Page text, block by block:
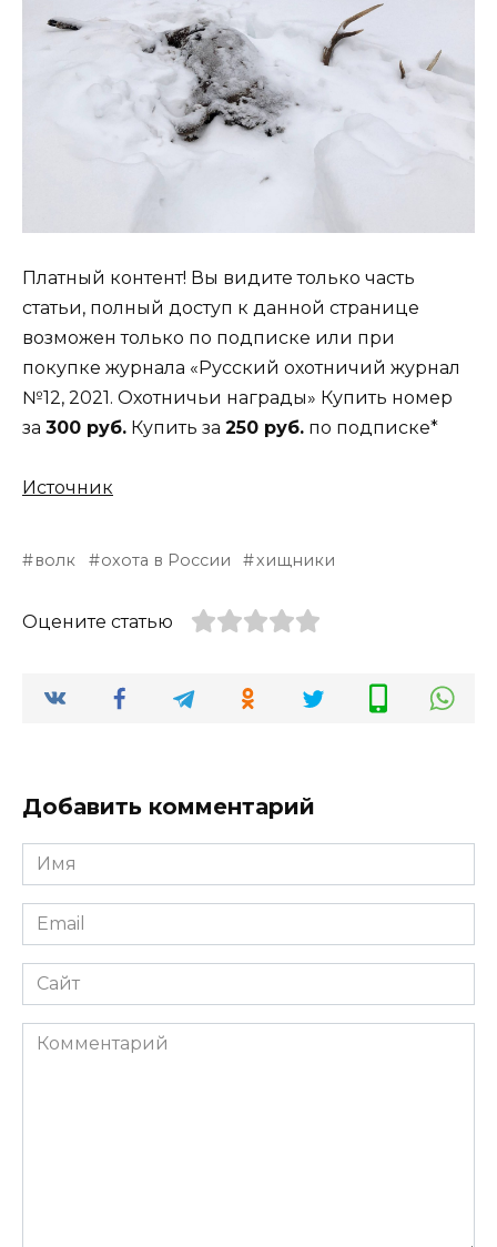
Платный контент! Вы видите только часть
статьи, полный доступ к данной странице
возможен только по подписке или при
покупке журнала «Русский охотничий журнал
№12, 2021. Охотничьи награды» Купить номер
за 300 руб. Купить за 250 руб. по подписке*
Источник
волк охота в России хищники
Оцените статью
Добавить комментарий
Имя
*
Email
*
Сайт
Комментарий